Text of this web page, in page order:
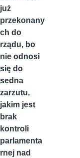
już
przekonany
ch do
rządu, bo
nie odnosi
się do
sedna
zarzutu,
jakim jest
brak
kontroli
parlamenta
rnej nad